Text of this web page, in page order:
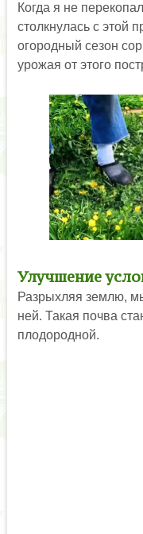
Когда я не
столкнулась с этой
огородный сезон
урожая от этого
Улучшение
Разрыхляя землю,
ней. Такая почва
плодородной.